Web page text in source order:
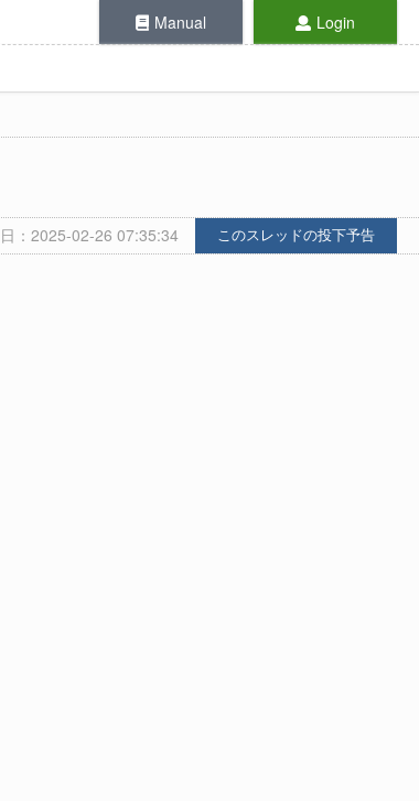
Manual Login
：2025-02-26 07:35:34 このスレッドの投下予告